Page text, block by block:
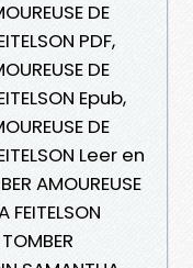
DE
PDF,
DE
Epub,
DE
Leer en
AMOUREUSE
FEITELSON